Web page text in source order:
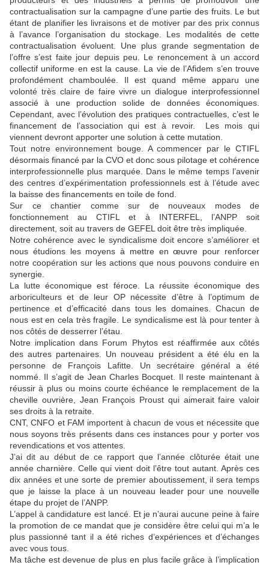
contractualisation sur la campagne d’une partie des fruits. Le but
étant de planifier les livraisons et de motiver par des prix connus
à l’avance l’organisation du stockage. Les modalités de cette
contractualisation évoluent. Une plus grande segmentation de
l’offre s’est faite jour depuis peu. Le renoncement à un accord
collectif uniforme en est la cause. La vie de l’Afidem s’en trouve
profondément chamboulée. Il est quand même apparu une
volonté très claire de faire vivre un dialogue interprofessionnel
associé à une production solide de données économiques.
Cependant, avec l’évolution des pratiques contractuelles, c’est le
financement de l’association qui est à revoir. Les mois qui
viennent devront apporter une solution à cette mutation.
Tout notre environnement bouge. A commencer par le CTIFL
désormais financé par la CVO et donc sous pilotage et cohérence
interprofessionnelle plus marquée. Dans le même temps l’avenir
des centres d’expérimentation professionnels est à l’étude avec
la baisse des financements en toile de fond.
Sur ce chantier comme sur de nouveaux modes de
fonctionnement au CTIFL et à INTERFEL, l’ANPP soit
directement, soit au travers de GEFEL doit être très impliquée.
Notre cohérence avec le syndicalisme doit encore s’améliorer et
nous étudions les moyens à mettre en œuvre pour renforcer
notre coopération sur les actions que nous pouvons conduire en
synergie.
La lutte économique est féroce. La réussite économique des
arboriculteurs et de leur OP nécessite d’être à l’optimum de
pertinence et d’efficacité dans tous les domaines. Chacun de
nous est en cela très fragile. Le syndicalisme est là pour tenter à
nos côtés de desserrer l’étau.
Notre implication dans Forum Phytos est réaffirmée aux côtés
des autres partenaires. Un nouveau président a été élu en la
personne de François Lafitte. Un secrétaire général a été
nommé. Il s’agit de Jean Charles Bocquet. Il reste maintenant à
réussir à plus ou moins courte échéance le remplacement de la
cheville ouvrière, Jean François Proust qui aimerait faire valoir
ses droits à la retraite.
CNT, CNFO et FAM importent à chacun de vous et nécessite que
nous soyons très présents dans ces instances pour y porter vos
revendications et vos attentes.
J’ai dit au début de ce rapport que l’année clôturée était une
année charnière. Celle qui vient doit l’être tout autant. Après ces
dix années et une sorte de premier aboutissement, il sera temps
que je laisse la place à un nouveau leader pour une nouvelle
étape du projet de l’ANPP.
L’appel à candidature est lancé. Et je n’aurai aucune peine à faire
la promotion de ce mandat que je considère être celui qui m’a le
plus passionné tant il a été riches d’expériences et d’échanges
avec vous tous.
Ma tâche est devenue de plus en plus facile grâce à l’implication